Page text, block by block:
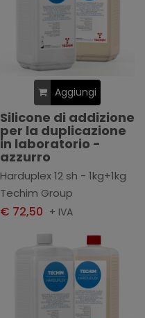
Aggiungi
Silicone di addizione
per la duplicazione
in laboratorio -
azzurro
Harduplex 12 sh - 1kg+1kg
Techim Group
€ 72,50 + IVA